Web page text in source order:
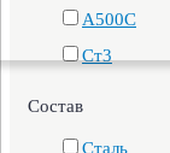
А500С
Ст3
Состав
Сталь